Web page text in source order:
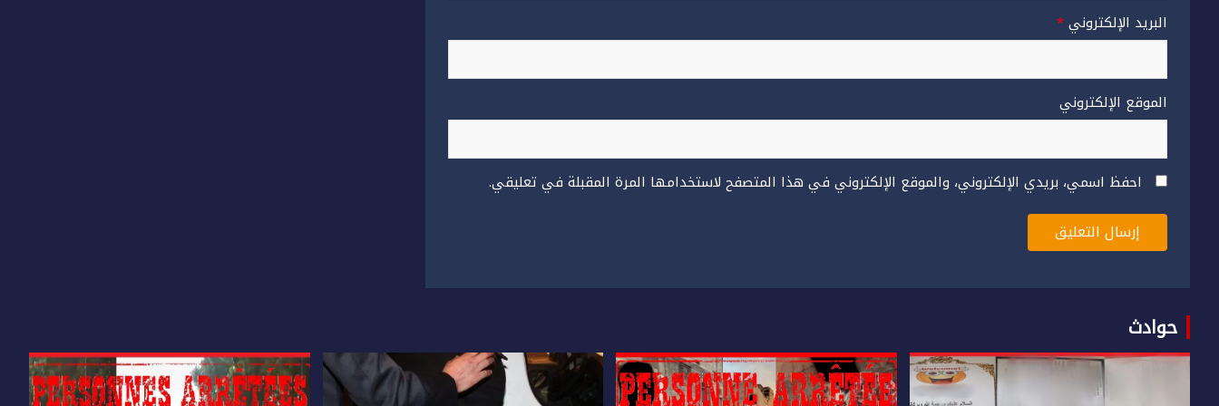
البريد الإلكتروني*
الموقع الإلكتروني
احفظ اسمي، بريدي الإلكتروني، والموقع الإلكتروني في هذا المتصفح لاستخدامها المرة المقبلة في تعليقي.
حوادث